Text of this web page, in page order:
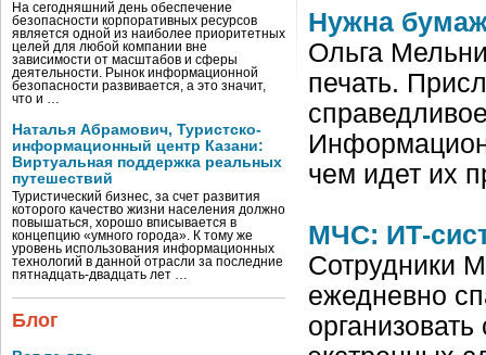
На сегодняшний день обеспечение
безопасности корпоративных ресурсов
является одной из наиболее приоритетных
целей для любой компании вне
зависимости от масштабов и сферы
деятельности. Рынок информационной
безопасности развивается, а это значит,
что и …
Наталья Абрамович, Туристско-
информационный центр Казани:
Виртуальная поддержка реальных
путешествий
Туристический бизнес, за счет развития
которого качество жизни населения должно
повышаться, хорошо вписывается в
концепцию «умного города». К тому же
уровень использования информационных
технологий в данной отрасли за последние
пятнадцать-двадцать лет …
Блог
Нужна
Ольга
печать.
чем идет их
МЧС: ИТ-
Сотрудники
ежедневно